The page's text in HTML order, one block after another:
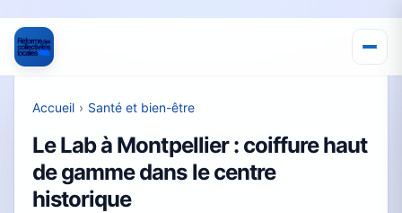
Accueil › Santé et bien-être
Le Lab à Montpellier : coiffure haut
de gamme dans le centre
historique